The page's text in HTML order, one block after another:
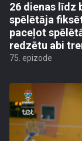
26 dienas līdz
spēlētāja
paceļot
redzētu abi
75. epizode